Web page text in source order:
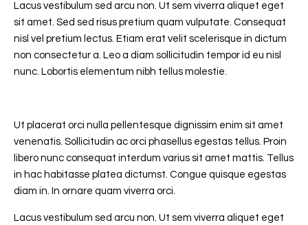
Lacus vestibulum sed arcu non. Ut sem viverra aliquet eget
sit amet. Sed sed risus pretium quam vulputate. Consequat
nisl vel pretium lectus. Etiam erat velit scelerisque in dictum
non consectetur a. Leo a diam sollicitudin tempor id eu nisl
nunc. Lobortis elementum nibh tellus molestie.
Ut placerat orci nulla pellentesque dignissim enim sit amet
venenatis. Sollicitudin ac orci phasellus egestas tellus. Proin
libero nunc consequat interdum varius sit amet mattis. Tellus
in hac habitasse platea dictumst. Congue quisque egestas
diam in. In ornare quam viverra orci.
Lacus vestibulum sed arcu non. Ut sem viverra aliquet eget